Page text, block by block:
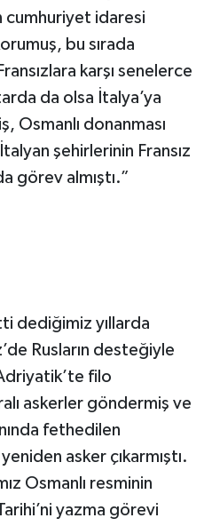
cumhuriyet idaresi
bu sırada
karşı senelerce
da olsa İtalya’ya
Osmanlı donanması
şehirlerinin Fransız
görev almıştı.”
dediğimiz yıllarda
Rusların desteğiyle
filo
askerler göndermiş ve
fethedilen
asker çıkarmıştı.
Osmanlı resminin
yazma görevi